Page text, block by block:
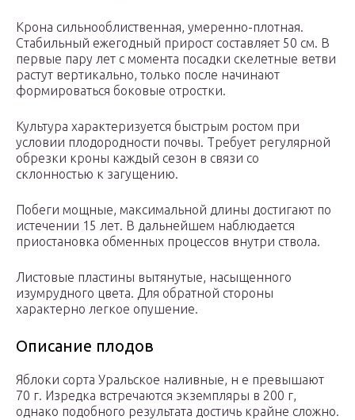
Крона сильнооблиственная, умеренно-плотная.
Стабильный ежегодный прирост составляет 50 см. В
первые пару лет с момента посадки скелетные ветви
растут вертикально, только после начинают
формироваться боковые отростки.
Культура характеризуется быстрым ростом при
условии плодородности почвы. Требует регулярной
обрезки кроны каждый сезон в связи со
склонностью к загущению.
Побеги мощные, максимальной длины достигают по
истечении 15 лет. В дальнейшем наблюдается
приостановка обменных процессов внутри ствола.
Листовые пластины вытянутые, насыщенного
изумрудного цвета. Для обратной стороны
характерно легкое опушение.
Описание плодов
Яблоки сорта Уральское наливные, н е превышают
70 г. Изредка встречаются экземпляры в 200 г,
однако подобного результата достичь крайне сложно.